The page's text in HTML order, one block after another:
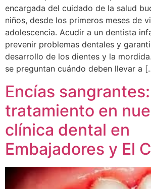
encargada del cuidado de la salud
niños, desde los primeros meses de
adolescencia. Acudir a un dentista
prevenir problemas dentales y
desarrollo de los dientes y la
se preguntan cuándo deben llevar a
Encías
tratamiento en
clínica dental en
Embajadores y El